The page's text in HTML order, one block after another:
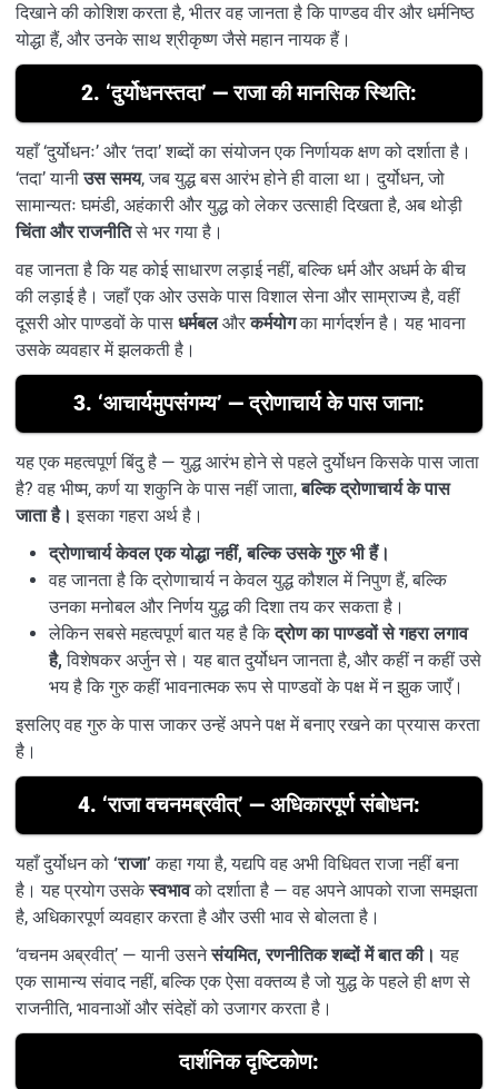
दिखाने की कोशिश करता है, भीतर वह जानता है कि पाण्डव वीर और धर्मनिष्ठ
योद्धा हैं, और उनके साथ श्रीकृष्ण जैसे महान नायक हैं।
2. ‘दुर्योधनस्तदा’ — राजा की मानसिक स्थिति:
यहाँ ‘दुर्योधनः’ और ‘तदा’ शब्दों का संयोजन एक निर्णायक क्षण को दर्शाता है।
‘तदा’ यानीउस समय, जब युद्ध बस आरंभ होने ही वाला था। दुर्योधन, जो
सामान्यतः घमंडी, अहंकारी और युद्ध को लेकर उत्साही दिखता है, अब थोड़ी
चिंता और राजनीतिसे भर गया है।
वह जानता है कि यह कोई साधारण लड़ाई नहीं, बल्कि धर्म और अधर्म के बीच
की लड़ाई है। जहाँ एक ओर उसके पास विशाल सेना और साम्राज्य है, वहीं
दूसरी ओर पाण्डवों के पास धर्मबलऔरकर्मयोगका मार्गदर्शन है। यह भावना
उसके व्यवहार में झलकती है।
3. ‘आचार्यमुपसंगम्य’ — द्रोणाचार्य के पास जाना:
यह एक महत्वपूर्ण बिंदु है — युद्ध आरंभ होने से पहले दुर्योधन किसके पास जाता
है? वह भीष्म, कर्ण या शकुनि के पास नहीं जाता,बल्कि द्रोणाचार्य के पास
जाता है। इसका गहरा अर्थ है।
द्रोणाचार्य केवल एक योद्धा नहीं, बल्कि उसके गुरु भी हैं।
वह जानता है कि द्रोणाचार्य न केवल युद्ध कौशल में निपुण हैं, बल्कि
उनका मनोबल और निर्णय युद्ध की दिशा तय कर सकता है।
लेकिन सबसे महत्वपूर्ण बात यह है किद्रोण का पाण्डवों से गहरा लगाव
है, विशेषकर अर्जुन से। यह बात दुर्योधन जानता है, और कहीं न कहीं उसे
भय है कि गुरु कहीं भावनात्मक रूप से पाण्डवों के पक्ष में न झुक जाएँ।
इसलिए वह गुरु के पास जाकर उन्हें अपने पक्ष में बनाए रखने का प्रयास करता
है।
4. ‘राजा वचनमब्रवीत्’ — अधिकारपूर्ण संबोधन:
यहाँ दुर्योधन को ‘राजा’ कहा गया है, यद्यपि वह अभी विधिवत राजा नहीं बना
है। यह प्रयोग उसकेस्वभावको दर्शाता है — वह अपने आपको राजा समझता
है, अधिकारपूर्ण व्यवहार करता है और उसी भाव से बोलता है।
‘वचनम अब्रवीत्’ — यानी उसनेसंयमित, रणनीतिक शब्दों में बात की। यह
एक सामान्य संवाद नहीं, बल्कि एक ऐसा वक्तव्य है जो युद्ध के पहले ही क्षण से
राजनीति, भावनाओं और संदेहों को उजागर करता है।
दार्शनिक दृष्टिकोण: